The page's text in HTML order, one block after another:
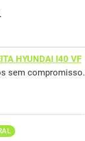
HYUNDAI I40 VF
sem compromisso.